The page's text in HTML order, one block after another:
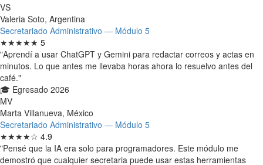
VS
Valeria Soto, Argentina
Secretariado Administrativo — Módulo 5
★★★★★ 5
"Aprendí a usar ChatGPT y Gemini para redactar correos y actas en
minutos. Lo que antes me llevaba horas ahora lo resuelvo antes del
café."
🎓 Egresado 2026
MV
Marta Villanueva, México
Secretariado Administrativo — Módulo 5
★★★★☆ 4.9
"Pensé que la IA era solo para programadores. Este módulo me
demostró que cualquier secretaria puede usar estas herramientas